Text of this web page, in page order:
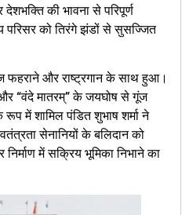
की भावना से परिपूर्ण
परिसर को तिरंगे झंडों से सुसज्जित
फहराने और राष्ट्रगान के साथ हुआ।
और “वंदे मातरम्” के जयघोष से गूंज
में शामिल पंडित शुभाष शर्मा ने
सेनानियों के बलिदान को
निर्माण में सक्रिय भूमिका निभाने का